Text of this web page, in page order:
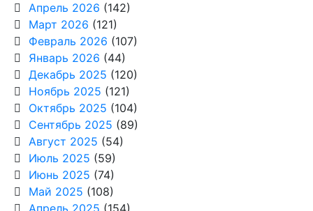
Апрель 2026 (142)
Март 2026 (121)
Февраль 2026 (107)
Январь 2026 (44)
Декабрь 2025 (120)
Ноябрь 2025 (121)
Октябрь 2025 (104)
Сентябрь 2025 (89)
Август 2025 (54)
Июль 2025 (59)
Июнь 2025 (74)
Май 2025 (108)